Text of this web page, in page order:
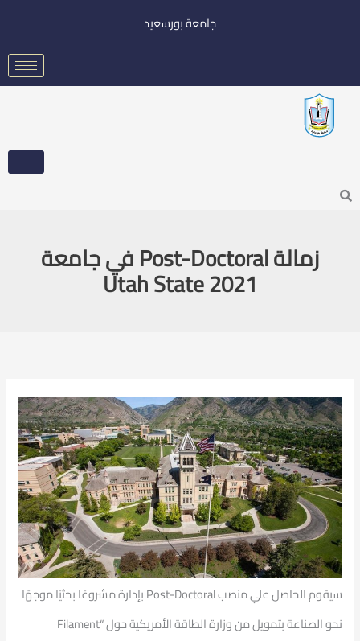
جامعة بورسعيد
Search
زمالة Post-Doctoral في جامعة
Utah State 2021
سيقوم الحاصل علي منصب Post-Doctoral بإدارة مشروعًا بحثيًا موجهًا
نحو الصناعة بتمويل من وزارة الطاقة الأمريكية حول “Filament